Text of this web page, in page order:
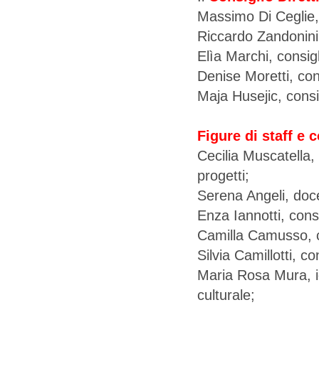
Massimo Di
Riccardo
Elìa Marchi,
Denise Moretti,
Maja Husejic,
Figure di staff e
Cecilia
progetti;
Serena Angeli,
Enza Iannotti,
Camilla Camusso,
Silvia Camillotti,
Maria Rosa Mura,
culturale;